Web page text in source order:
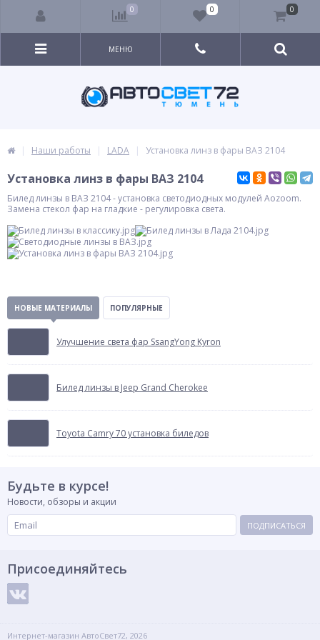
МЕНЮ
Наши работы LADA Установка линз в фары ВАЗ 2104
Установка линз в фары ВАЗ 2104
Билед линзы в ВАЗ 2104 - установка светодиодных модулей Aozoom.
Замена стекол фар на гладкие - регулировка света.
НОВЫЕ МАТЕРИАЛЫ ПОПУЛЯРНЫЕ
Улучшение света фар SsangYong Kyron
Билед линзы в Jeep Grand Cherokee
Toyota Camry 70 установка биледов
Будьте в курсе!
Новости, обзоры и акции
ПОДПИСАТЬСЯ
Присоединяйтесь
Интернет-магазин АвтоСвет72, 2026
0 0 0